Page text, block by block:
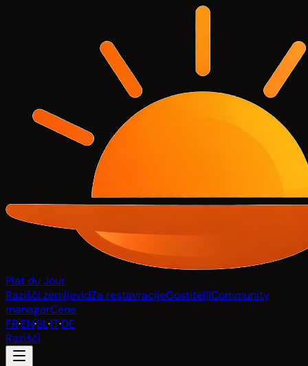
Plat du Jour
Razišči zemljevidZa restavracijeGostiteljiCommunity
managerCene
FR·EN·SL·IT·DE
Razišči